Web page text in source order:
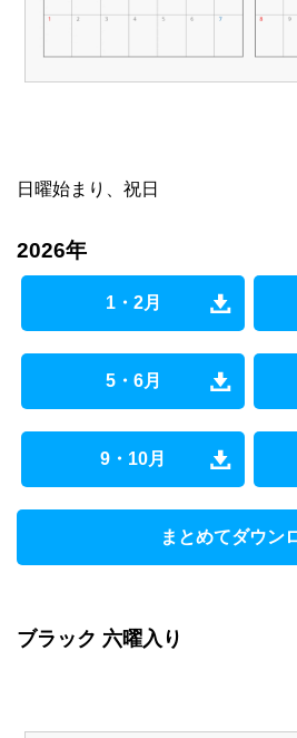
日曜始まり、祝日
2026年
1・2月
5・6月
9・10月
まとめてダウン
ブラック 六曜入り